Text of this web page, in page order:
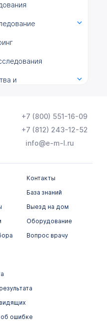
и
исследования
+7 (800) 551-16-09
+7 (812) 243-12-52
info@e-m-l.ru
Контакты
База знаний
Выезд на дом
Оборудование
Вопрос врачу
ошибке